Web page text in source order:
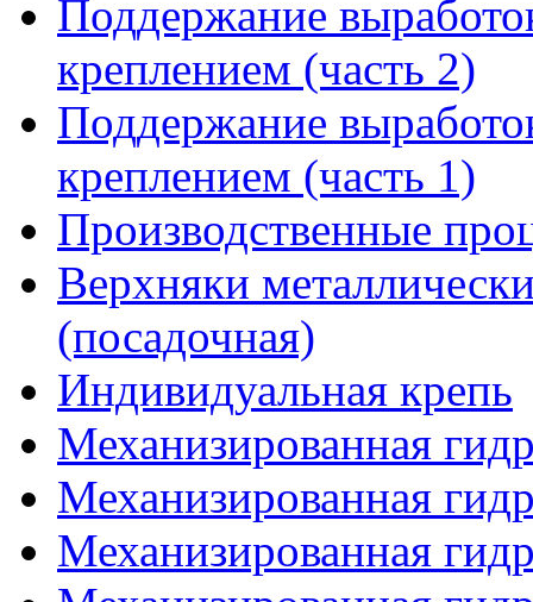
Поддержание
креплением (часть 2)
Поддержание
креплением (часть 1)
Производственные
Верхняки
(посадочная)
Индивидуальная крепь
Механизированная
Механизированная
Механизированная